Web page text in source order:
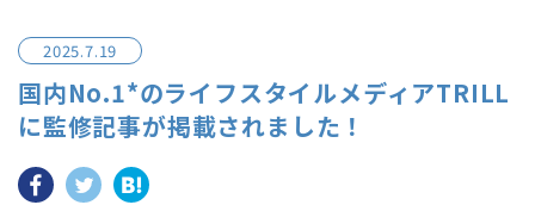
2025.7.19
国内No.1*のライフスタイルメディアTRILL
に監修記事が掲載されました！